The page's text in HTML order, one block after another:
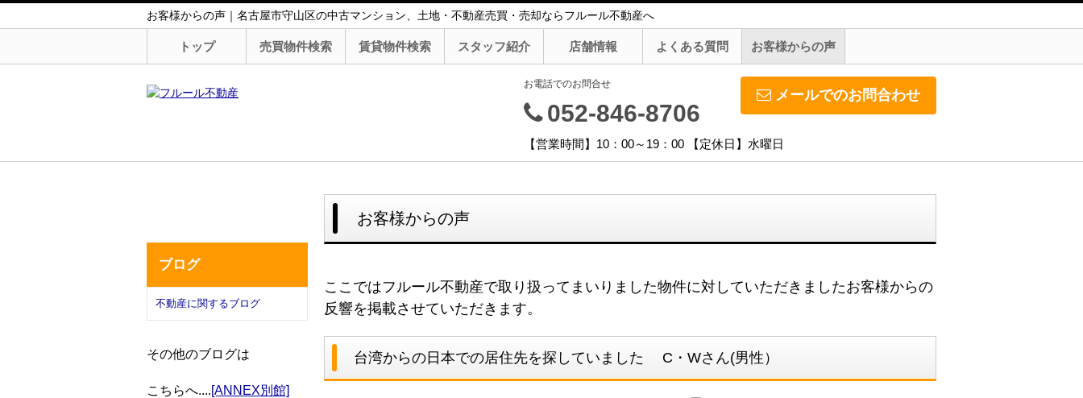
お客様からの声｜名古屋市守山区の中古マンション、土地・不動産売買・売却ならフルール不動産へ
トップ 売買物件検索 賃貸物件検索 スタッフ紹介 店舗情報 よくある質問 お客様からの声
メールでのお問合わせ
お電話でのお問合せ
052-846-8706
【営業時間】10：00～19：00 【定休日】水曜日
ブログ
不動産に関するブログ
その他のブログは
こちらへ....[ANNEX別館]
お客様からの声
ここではフルール不動産で取り扱ってまいりました物件に対していただきましたお客様からの
反響を掲載させていただきます。
台湾からの日本での居住先を探していました C・Wさん(男性）